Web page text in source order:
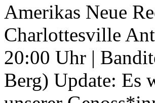
Amerikas Neue
Charlottesville
20:00 Uhr |
Berg) Update: Es